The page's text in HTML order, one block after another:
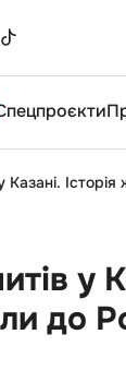
Казані.
у
до